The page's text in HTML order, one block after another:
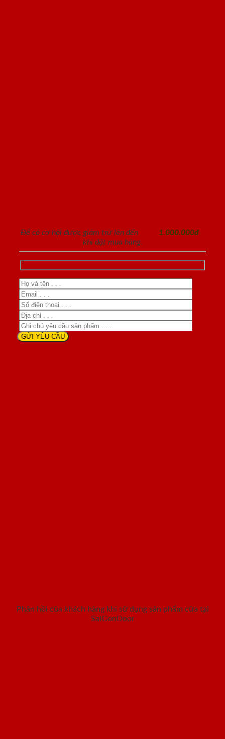
Để có cơ hội được giảm trừ lên đến
1.000.000đ
khi đặt mua hàng.
Phản hồi của khách hàng khi sử dụng sản phẩm cửa tại
SaiGonDoor